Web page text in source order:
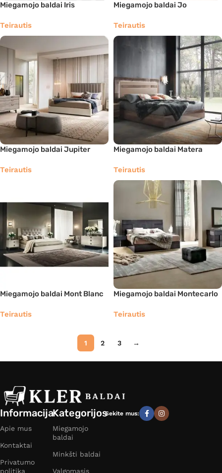
Miegamojo baldai Iris
Teirautis
Miegamojo baldai Jo
Teirautis
Miegamojo baldai Jupiter
Teirautis
Miegamojo baldai Matera
Teirautis
Miegamojo baldai Mont Blanc
Teirautis
Miegamojo baldai Montecarlo
Teirautis
1 2 3 →
Informacija
Apie mus
Kontaktai
Privatumo
politika
Kategorijos
Miegamojo
baldai
Minkšti baldai
Valgomasis
Sekite mus: